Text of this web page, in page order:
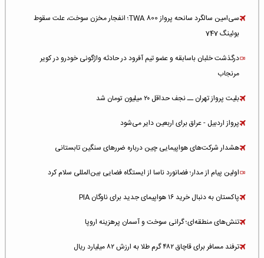
سی‌امین سالگرد سانحه پرواز TWA 800؛ انفجار مخزن سوخت، علت سقوط
بوئینگ 747
درگذشت خلبان باسابقه و عضو تیم آفرود در حادثه واژگونی خودرو در کویر
مرنجاب
بلیت پرواز تهران ــ نجف حداقل ۲۰ میلیون تومان شد
پرواز اردبیل - عراق برای اربعین دایر می‌شود
هشدار شرکت‌های هواپیمایی چین درباره ضررهای سنگین تابستانی
اولین پیام از مدار؛ فضانورد ناسا از ایستگاه فضایی بین‌المللی سلام کرد
پاکستان به دنبال خرید ۱۶ هواپیمای جدید برای ناوگان PIA
تنش‌های منطقه‌ای؛ گرانی سوخت و آسمان پرهزینه اروپا
ترفند مسافر برای قاچاق ۴۸۲ گرم طلا به ارزش ۸۲ میلیارد ریال